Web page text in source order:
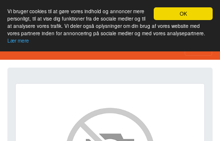
OK
Vi bruger cookies til at gøre vores indhold og annoncer mere
personligt, til at vise dig funktioner fra de sociale medier og til
at analysere vores trafik. Vi deler også oplysninger om din brug af vores website med
vores partnere inden for annoncering på sociale medier og med vores analysepartnere.
Lær mere
SEO Analytics